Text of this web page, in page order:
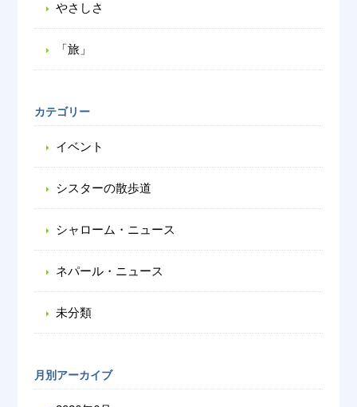
やさしさ
「旅」
カテゴリー
イベント
シスターの散歩道
シャローム・ニュース
ネパール・ニュース
未分類
月別アーカイブ